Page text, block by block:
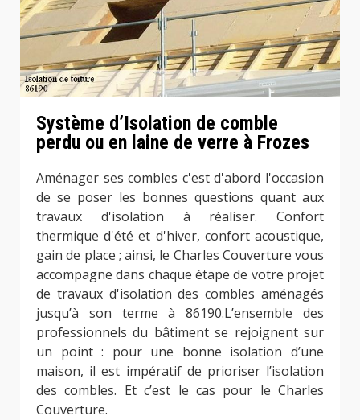
Système d’Isolation de comble
perdu ou en laine de verre à Frozes
Aménager ses combles c'est d'abord l'occasion
de se poser les bonnes questions quant aux
travaux d'isolation à réaliser. Confort
thermique d'été et d'hiver, confort acoustique,
gain de place ; ainsi, le Charles Couverture vous
accompagne dans chaque étape de votre projet
de travaux d'isolation des combles aménagés
jusqu’à son terme à 86190.L’ensemble des
professionnels du bâtiment se rejoignent sur
un point : pour une bonne isolation d’une
maison, il est impératif de prioriser l’isolation
des combles. Et c’est le cas pour le Charles
Couverture.